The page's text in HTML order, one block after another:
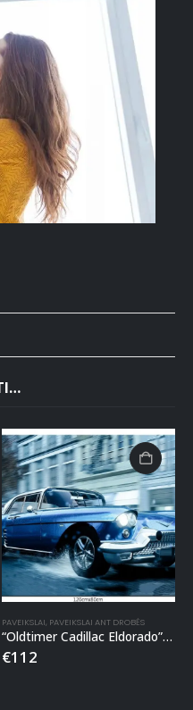
PAVEIKSLAI PAVEIKSLAI ANT DROBĖS
“Oldtimer Cadillac Eldorado” paveikslas ant drobės
€112